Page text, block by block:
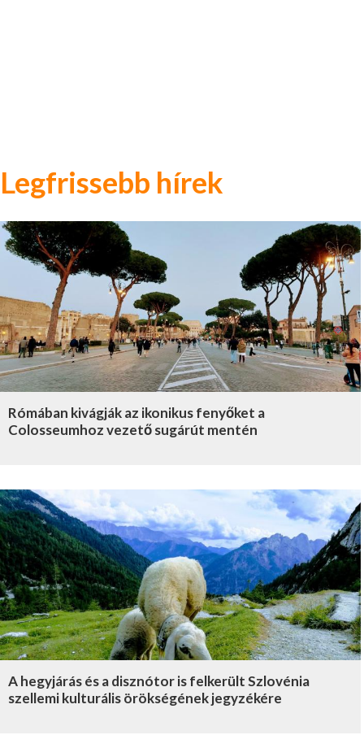
Legfrissebb hírek
Rómában kivágják az ikonikus fenyőket a
Colosseumhoz vezető sugárút mentén
A hegyjárás és a disznótor is felkerült Szlovénia
szellemi kulturális örökségének jegyzékére